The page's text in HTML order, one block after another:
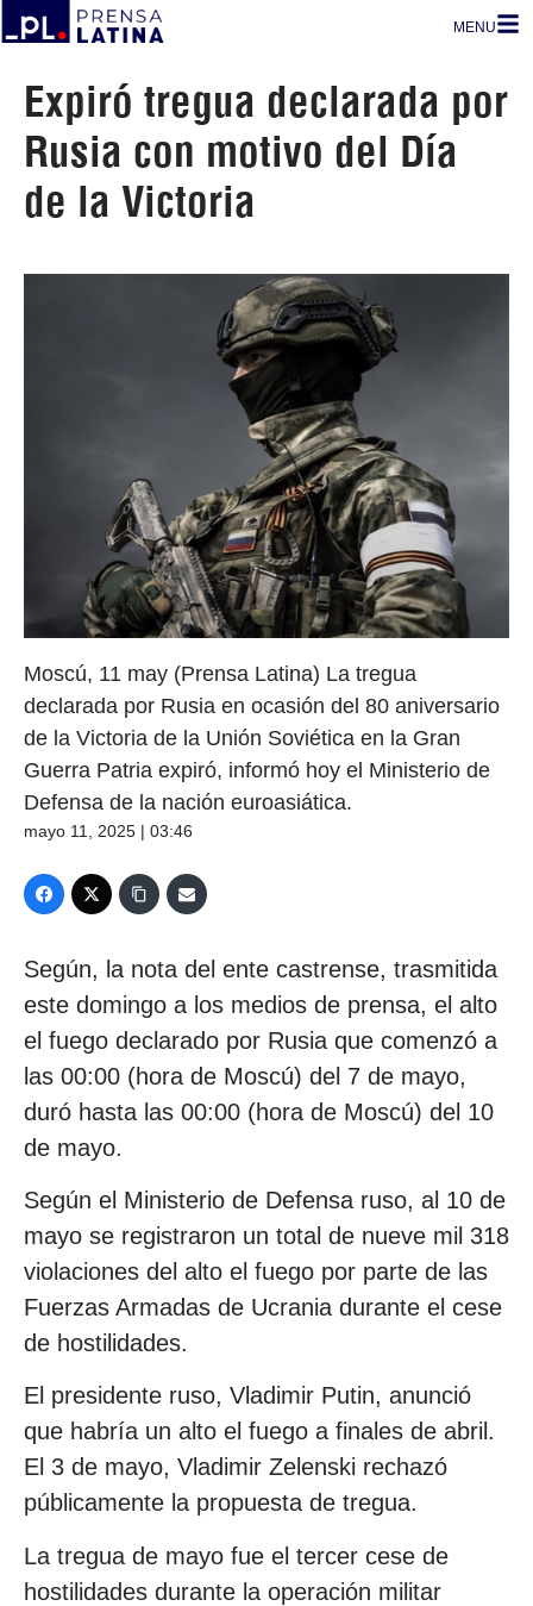
MENU
Expiró tregua declarada por
Rusia con motivo del Día
de la Victoria
Moscú, 11 may (Prensa Latina) La tregua
declarada por Rusia en ocasión del 80 aniversario
de la Victoria de la Unión Soviética en la Gran
Guerra Patria expiró, informó hoy el Ministerio de
Defensa de la nación euroasiática.
mayo 11, 2025 | 03:46
Según, la nota del ente castrense, trasmitida
este domingo a los medios de prensa, el alto
el fuego declarado por Rusia que comenzó a
las 00:00 (hora de Moscú) del 7 de mayo,
duró hasta las 00:00 (hora de Moscú) del 10
de mayo.
Según el Ministerio de Defensa ruso, al 10 de
mayo se registraron un total de nueve mil 318
violaciones del alto el fuego por parte de las
Fuerzas Armadas de Ucrania durante el cese
de hostilidades.
El presidente ruso, Vladimir Putin, anunció
que habría un alto el fuego a finales de abril.
El 3 de mayo, Vladimir Zelenski rechazó
públicamente la propuesta de tregua.
La tregua de mayo fue el tercer cese de
hostilidades durante la operación militar